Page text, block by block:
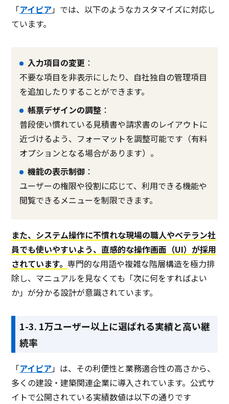
「アイピア」では、以下のようなカスタマイズに対応し
ています。
入力項目の変更 ：
不要な項目を非表示にしたり、自社独自の管理項目
を追加したりすることができます。
帳票デザインの調整 ：
普段使い慣れている見積書や請求書のレイアウトに
近づけるよう、フォーマットを調整可能です（有料
オプションとなる場合があります）。
機能の表示制御 ：
ユーザーの権限や役割に応じて、利用できる機能や
閲覧できるメニューを制限できます。
また、システム操作に不慣れな現場の職人やベテラン社
員でも使いやすいよう、直感的な操作画面（UI）が採用
されています。専門的な用語や複雑な階層構造を極力排
除し、マニュアルを見なくても「次に何をすればよい
か」が分かる設計が意識されています。
1-3. 1万ユーザー以上に選ばれる実績と高い継
続率
「アイピア」は、その利便性と業務適合性の高さから、
多くの建設・建築関連企業に導入されています。公式サ
イトで公開されている実績数値は以下の通りです